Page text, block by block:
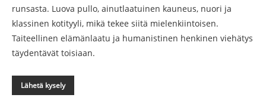
runsasta. Luova pullo, ainutlaatuinen kauneus, nuori ja
klassinen kotityyli, mikä tekee siitä mielenkiintoisen.
Taiteellinen elämänlaatu ja humanistinen henkinen viehätys
täydentävät toisiaan.
Lähetä kysely